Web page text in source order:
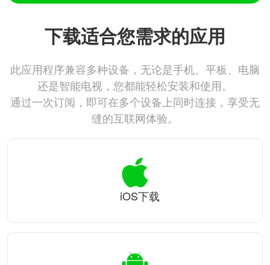
下载适合您需求的应用
此应用程序兼容多种设备，无论是手机、平板、电脑
还是智能电视，您都能轻松安装和使用。
通过一次订阅，即可在多个设备上同时连接，享受无
缝的互联网体验。
iOS下载